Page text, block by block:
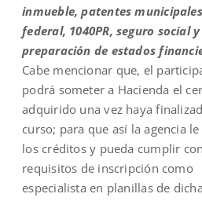
inmueble, patentes
federal, 1040PR, seguro social y
preparación de estados
Cabe mencionar que, el
podrá someter a Hacienda el
adquirido una vez haya
curso; para que así la agencia
los créditos y pueda cumplir
requisitos de inscripción como
especialista en planillas de